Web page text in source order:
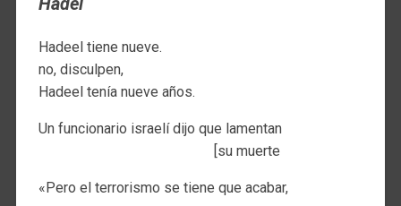
Hadeel tiene nueve.
no, disculpen,
Hadeel tenía nueve años.
Un funcionario israelí dijo que lamentan
[su muerte
«Pero el terrorismo se tiene que acabar,